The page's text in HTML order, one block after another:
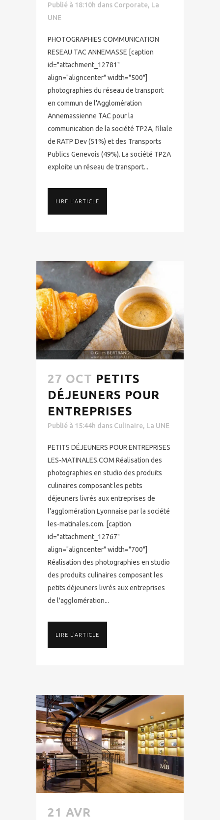
Publié à 18:10h dans Corporate, La
UNE
PHOTOGRAPHIES COMMUNICATION
RESEAU TAC ANNEMASSE [caption
id="attachment_12781"
align="aligncenter" width="500"]
photographies du réseau de transport
en commun de l'Agglomération
Annemassienne TAC pour la
communication de la société TP2A, filiale
de RATP Dev (51%) et des Transports
Publics Genevois (49%). La société TP2A
exploite un réseau de transport...
LIRE L'ARTICLE
27 OCT PETITS
DÉJEUNERS POUR
ENTREPRISES
Publié à 15:44h dans Culinaire, La UNE
PETITS DÉJEUNERS POUR ENTREPRISES
LES-MATINALES.COM Réalisation des
photographies en studio des produits
culinaires composant les petits
déjeuners livrés aux entreprises de
l'agglomération Lyonnaise par la société
les-matinales.com. [caption
id="attachment_12767"
align="aligncenter" width="700"]
Réalisation des photographies en studio
des produits culinaires composant les
petits déjeuners livrés aux entreprises
de l'agglomération...
LIRE L'ARTICLE
21 AVR